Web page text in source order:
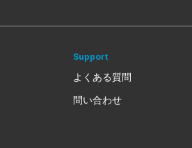
Support
よくある質問
問い合わせ